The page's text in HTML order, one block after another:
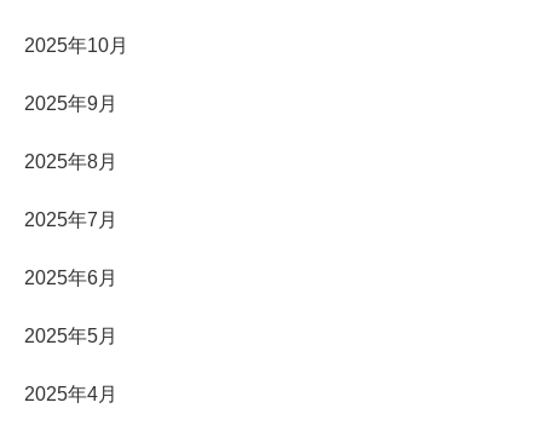
2025年10月
2025年9月
2025年8月
2025年7月
2025年6月
2025年5月
2025年4月